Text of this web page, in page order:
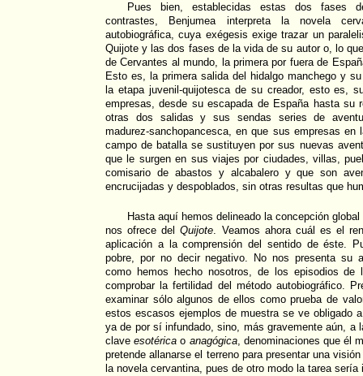
Pues bien, establecidas estas dos fases
contrastes, Benjumea interpreta la novela
autobiográfica, cuya exégesis exige trazar un
Quijote y las dos fases de la vida de su autor o, lo
de Cervantes al mundo, la primera por fuera de
Esto es, la primera salida del hidalgo manchego y
la etapa juvenil-quijotesca de su creador, esto es,
empresas, desde su escapada de España hasta
otras dos salidas y sus sendas series de
madurez-sanchopancesca, en que sus empresas en
campo de batalla se sustituyen por sus nuevas
que le surgen en sus viajes por ciudades, villas,
comisario de abastos y alcabalero y que son
encrucijadas y despoblados, sin otras resultas que
Hasta aquí hemos delineado la concepción
nos ofrece delQuijote. Veamos ahora cuál es el
aplicación a la comprensión del sentido de éste.
pobre, por no decir negativo. No nos presenta su
como hemos hecho nosotros, de los episodios de
comprobar la fertilidad del método autobiográfico.
examinar sólo algunos de ellos como prueba de
estos escasos ejemplos de muestra se ve obligado
ya de por sí infundado, sino, más gravemente aún, a
claveesotérica o anagógica, denominaciones que él
pretende allanarse el terreno para presentar una
la novela cervantina, pues de otro modo la tarea sería